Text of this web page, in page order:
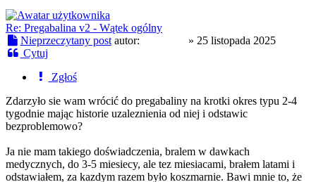
Re: Pregabalina v2 - Wątek ogólny
Nieprzeczytany post autor: » 25 listopada 2025
Cytuj
Zgłoś
Zdarzyło sie wam wrócić do pregabaliny na krotki okres typu 2-4
tygodnie mając historie uzaleznienia od niej i odstawic
bezproblemowo?
Ja nie mam takiego doświadczenia, bralem w dawkach
medycznych, do 3-5 miesiecy, ale tez miesiacami, brałem latami i
odstawiałem, za kazdym razem było koszmarnie. Bawi mnie to, że